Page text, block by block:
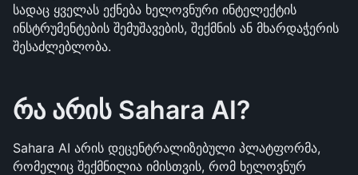
სადაც ყველას ექნება ხელოვნური ინტელექტის
ინსტრუმენტების შემუშავების, შექმნის ან მხარდაჭერის
შესაძლებლობა.
რა არის Sahara AI?
Sahara AI არის დეცენტრალიზებული პლატფორმა,
რომელიც შექმნილია იმისთვის, რომ ხელოვნურ